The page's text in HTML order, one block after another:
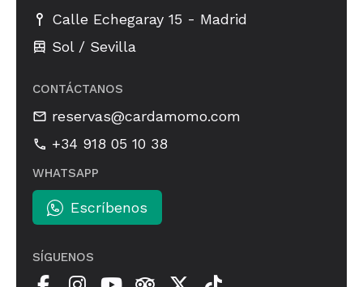
Calle Echegaray 15 - Madrid
Sol / Sevilla
CONTÁCTANOS
reservas@cardamomo.com
+34 918 05 10 38
WHATSAPP
Escríbenos
SÍGUENOS